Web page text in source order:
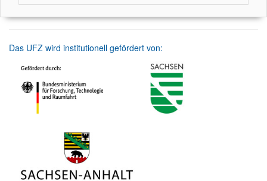
Das UFZ wird institutionell gefördert von: